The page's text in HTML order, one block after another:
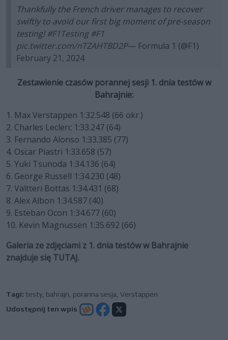
Thankfully the French driver manages to recover
swiftly to avoid our first big moment of pre-season
testing!#F1Testing #F1
pic.twitter.com/nTZAHTBD2P— Formula 1 (@F1)
February 21, 2024
Zestawienie czasów porannej sesji 1. dnia testów w
Bahrajnie:
1. Max Verstappen 1:32.548 (66 okr.)
2. Charles Leclerc 1:33.247 (64)
3. Fernando Alonso 1:33.385 (77)
4. Oscar Piastri 1:33.658 (57)
5. Yuki Tsunoda 1:34.136 (64)
6. George Russell 1:34.230 (48)
7. Valtteri Bottas 1:34.431 (68)
8. Alex Albon 1:34.587 (40)
9. Esteban Ocon 1:34.677 (60)
10. Kevin Magnussen 1:35.692 (66)
Galeria ze zdjęciami z 1. dnia testów w Bahrajnie
znajduje się TUTAJ.
Tagi: testy bahrajn poranna sesja Verstappen
Udostępnij ten wpis